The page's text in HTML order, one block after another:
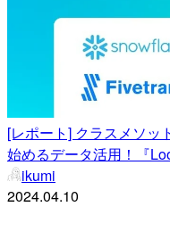
[レポート] クラスメソッ
始めるデータ活用！『
ikumi
2024.04.10